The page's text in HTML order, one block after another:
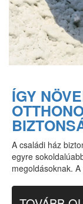
ÍGY
A családi ház
egyre
megoldásoknak.